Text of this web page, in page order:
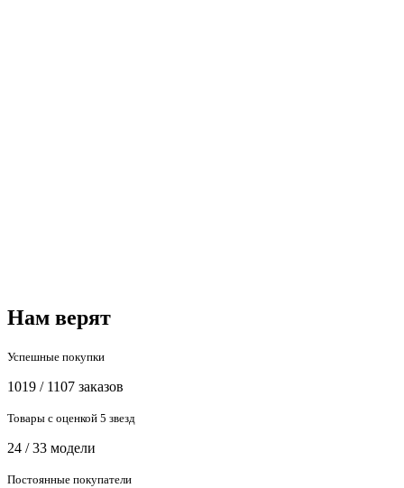
Нам верят
Успешные покупки
1019 / 1107 заказов
Товары с оценкой 5 звезд
24 / 33 модели
Постоянные покупатели